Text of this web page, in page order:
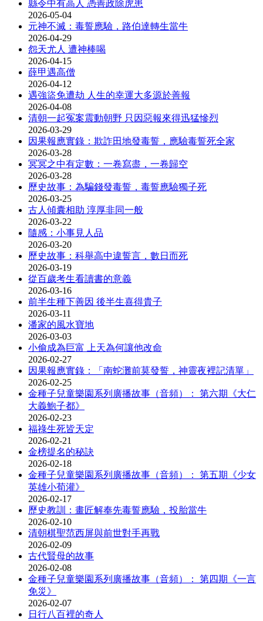
縣令中有高人 憑善政除虎患
2026-05-04
元神不滅：毒誓應驗，路伯達轉生當牛
2026-04-29
怨天尤人 遭神棒喝
2026-04-15
薛甲遇高僧
2026-04-12
遇強盜免遭劫 人生的幸運大多源於善報
2026-04-08
清朝一起冤案震動朝野 只因惡報來得迅猛慘烈
2026-03-29
因果報應實錄：欺詐田地發毒誓，應驗毒誓死全家
2026-03-28
冥冥之中有定數：一卷寫盡，一卷歸空
2026-03-28
歷史故事：為騙錢發毒誓，毒誓應驗獨子死
2026-03-25
古人傾囊相助 淳厚非同一般
2026-03-22
隨感：小事見人品
2026-03-20
歷史故事：科舉高中違誓言，數日而死
2026-03-19
從百歲考生看讀書的意義
2026-03-16
前半生種下善因 後半生喜得貴子
2026-03-11
潘家的風水寶地
2026-03-03
小偷成為巨富 上天為何讓他改命
2026-02-27
因果報應實錄：「南蛇灘前莫發誓，神靈夜裡記清單」
2026-02-25
金種子兒童樂園系列廣播故事（音頻）： 第六期《大仁
大義鮑子都》
2026-02-23
福祿生死皆天定
2026-02-21
金榜提名的秘訣
2026-02-18
金種子兒童樂園系列廣播故事（音頻）： 第五期《少女
英雄小荀灌》
2026-02-17
歷史教訓：畫匠解奉先毒誓應驗，投胎當牛
2026-02-10
清朝棋聖范西屏與前世對手再戰
2026-02-09
古代賢母的故事
2026-02-08
金種子兒童樂園系列廣播故事（音頻）： 第四期《一言
免災》
2026-02-07
日行八百裡的奇人